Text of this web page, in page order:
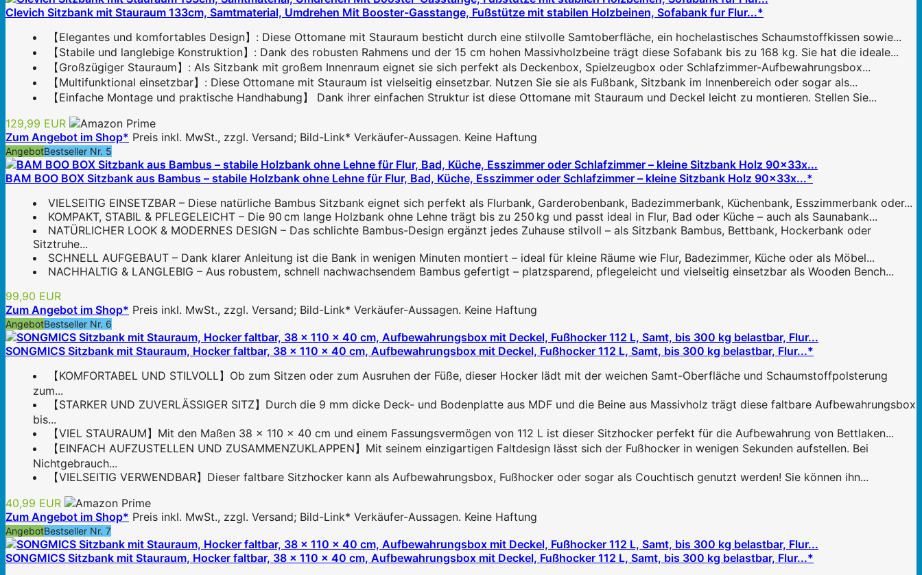
Clevich Sitzbank mit Stauraum 133cm, Samtmaterial, Umdrehen Mit Booster-Gasstange, Fußstütze mit stabilen Holzbeinen, Sofabank fur Flur...*
【Elegantes und komfortables Design】: Diese Ottomane mit Stauraum besticht durch eine stilvolle Samtoberfläche, ein hochelastisches Schaumstoffkissen sowie...
【Stabile und langlebige Konstruktion】: Dank des robusten Rahmens und der 15 cm hohen Massivholzbeine trägt diese Sofabank bis zu 168 kg. Sie hat die ideale...
【Großzügiger Stauraum】: Als Sitzbank mit großem Innenraum eignet sie sich perfekt als Deckenbox, Spielzeugbox oder Schlafzimmer-Aufbewahrungsbox...
【Multifunktional einsetzbar】: Diese Ottomane mit Stauraum ist vielseitig einsetzbar. Nutzen Sie sie als Fußbank, Sitzbank im Innenbereich oder sogar als...
【Einfache Montage und praktische Handhabung】 Dank ihrer einfachen Struktur ist diese Ottomane mit Stauraum und Deckel leicht zu montieren. Stellen Sie...
129,99 EUR
Zum Angebot im Shop* Preis inkl. MwSt., zzgl. Versand; Bild-Link* Verkäufer-Aussagen. Keine Haftung
AngebotBestseller Nr. 5
BAM BOO BOX Sitzbank aus Bambus – stabile Holzbank ohne Lehne für Flur, Bad, Küche, Esszimmer oder Schlafzimmer – kleine Sitzbank Holz 90x33x...*
VIELSEITIG EINSETZBAR – Diese natürliche Bambus Sitzbank eignet sich perfekt als Flurbank, Garderobenbank, Badezimmerbank, Küchenbank, Esszimmerbank oder...
KOMPAKT, STABIL & PFLEGELEICHT – Die 90 cm lange Holzbank ohne Lehne trägt bis zu 250 kg und passt ideal in Flur, Bad oder Küche – auch als Saunabank...
NATÜRLICHER LOOK & MODERNES DESIGN – Das schlichte Bambus-Design ergänzt jedes Zuhause stilvoll – als Sitzbank Bambus, Bettbank, Hockerbank oder
Sitztruhe...
SCHNELL AUFGEBAUT – Dank klarer Anleitung ist die Bank in wenigen Minuten montiert – ideal für kleine Räume wie Flur, Badezimmer, Küche oder als Möbel...
NACHHALTIG & LANGLEBIG – Aus robustem, schnell nachwachsendem Bambus gefertigt – platzsparend, pflegeleicht und vielseitig einsetzbar als Wooden Bench...
99,90 EUR
Zum Angebot im Shop* Preis inkl. MwSt., zzgl. Versand; Bild-Link* Verkäufer-Aussagen. Keine Haftung
AngebotBestseller Nr. 6
SONGMICS Sitzbank mit Stauraum, Hocker faltbar, 38 x 110 x 40 cm, Aufbewahrungsbox mit Deckel, Fußhocker 112 L, Samt, bis 300 kg belastbar, Flur...*
【KOMFORTABEL UND STILVOLL】Ob zum Sitzen oder zum Ausruhen der Füße, dieser Hocker lädt mit der weichen Samt-Oberfläche und Schaumstoffpolsterung
zum...
【STARKER UND ZUVERLÄSSIGER SITZ】Durch die 9 mm dicke Deck- und Bodenplatte aus MDF und die Beine aus Massivholz trägt diese faltbare Aufbewahrungsbox
bis...
【VIEL STAURAUM】Mit den Maßen 38 x 110 x 40 cm und einem Fassungsvermögen von 112 L ist dieser Sitzhocker perfekt für die Aufbewahrung von Bettlaken...
【EINFACH AUFZUSTELLEN UND ZUSAMMENZUKLAPPEN】Mit seinem einzigartigen Faltdesign lässt sich der Fußhocker in wenigen Sekunden aufstellen. Bei
Nichtgebrauch...
【VIELSEITIG VERWENDBAR】Dieser faltbare Sitzhocker kann als Aufbewahrungsbox, Fußhocker oder sogar als Couchtisch genutzt werden! Sie können ihn...
40,99 EUR
Zum Angebot im Shop* Preis inkl. MwSt., zzgl. Versand; Bild-Link* Verkäufer-Aussagen. Keine Haftung
AngebotBestseller Nr. 7
SONGMICS Sitzbank mit Stauraum, Hocker faltbar, 38 x 110 x 40 cm, Aufbewahrungsbox mit Deckel, Fußhocker 112 L, Samt, bis 300 kg belastbar, Flur...*